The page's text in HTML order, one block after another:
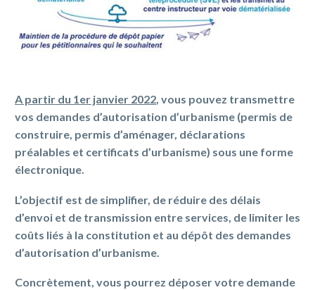
A partir du 1er janvier 2022, vous pouvez transmettre
vos demandes d’autorisation d’urbanisme (permis de
construire, permis d’aménager, déclarations
préalables et certificats d’urbanisme) sous une forme
électronique.
L’objectif est de simplifier, de réduire des délais
d’envoi et de transmission entre services, de limiter les
coûts liés à la constitution et au dépôt des demandes
d’autorisation d’urbanisme.
Concrètement, vous pourrez déposer votre demande